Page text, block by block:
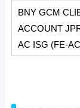
BNY GCM
ACCOUNT
AC ISG (FE-